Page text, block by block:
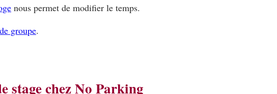
nous permet de modifier le temps.
groupe.
stage chez No Parking